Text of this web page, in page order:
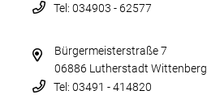
Tel: 034903 - 62577
Bürgermeisterstraße 7
06886 Lutherstadt Wittenberg
Tel: 03491 - 414820